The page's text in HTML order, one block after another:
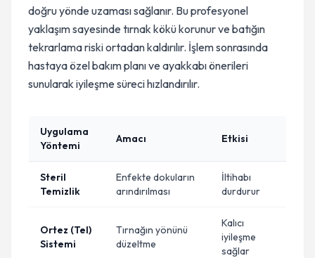
doğru yönde uzaması sağlanır. Bu profesyonel
yaklaşım sayesinde tırnak kökü korunur ve batığın
tekrarlama riski ortadan kaldırılır. İşlem sonrasında
hastaya özel bakım planı ve ayakkabı önerileri
sunularak iyileşme süreci hızlandırılır.
Uygulama
Yöntemi
Amacı Etkisi
Steril
Temizlik
Enfekte dokuların
arındırılması
İltihabı
durdurur
Ortez (Tel)
Sistemi
Tırnağın yönünü
düzeltme
Kalıcı
iyileşme
sağlar